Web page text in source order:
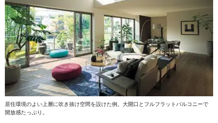
居住環境のよい上層に吹き抜け空間を設けた例。大開口とフルフラットバルコニーで
開放感たっぷり。